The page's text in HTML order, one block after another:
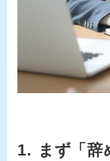
1. まず「辞